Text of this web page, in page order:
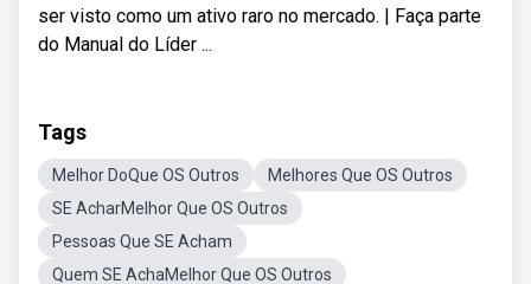
ser visto como um ativo raro no mercado. | Faça parte
do Manual do Líder ...
Tags
Melhor DoQue OS Outros
Melhores Que OS Outros
SE AcharMelhor Que OS Outros
Pessoas Que SE Acham
Quem SE AchaMelhor Que OS Outros